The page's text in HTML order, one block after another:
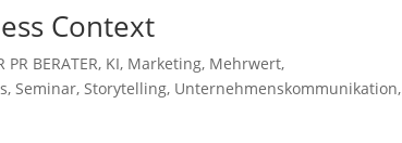
Context
PR BERATER, KI, Marketing, Mehrwert,
,Seminar,Storytelling, Unternehmenskommunikation,